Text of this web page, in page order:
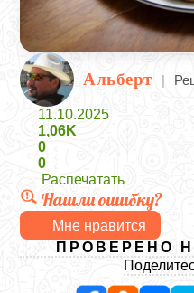
Альберт |
11.10.2025
1,06K
0
0
Распечатать
Нашли ошибку?
Мне нравится
ПРОВЕРЕНО